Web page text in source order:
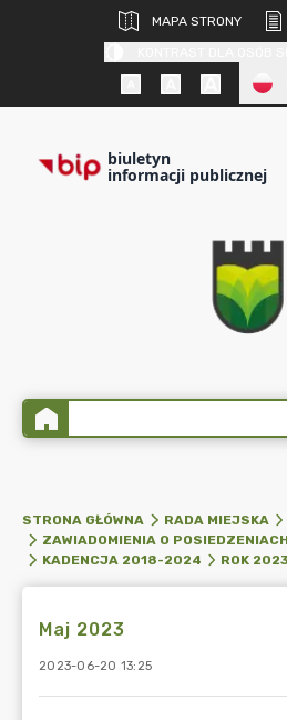
MAPA STRONY
biuletyn
informacji publicznej
STRONA GŁÓWNA RADA MIEJSKA
ZAWIADOMIENIA O
KADENCJA 2018-2024
ROK 2023
Maj 2023
2023-06-20 13:25